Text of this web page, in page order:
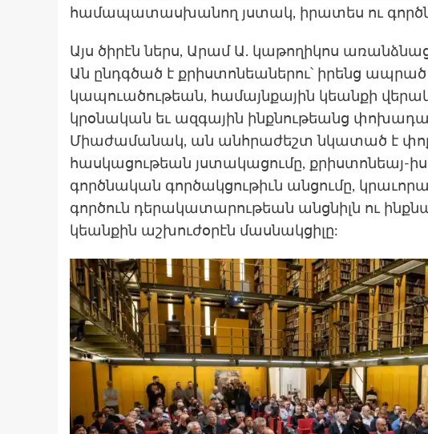
համապատասխանող յստակ, իրատես ու
Այս ծիրէն ներս, Արամ Ա. կաթողիկոս
Ան ընդգծած է քրիստոնեաներու՝ իրենց ապրած
կապուածութեան, համայնքային կեանքի
կրօնական եւ ազգային ինքնութեանց
Միաժամանակ, ան անհրաժեշտ նկատած է
հասկացութեան յստակացումը, քրիստոնեայ-
գործնական գործակցութիւն անցումը,
գործուն դերակատարութեան անցնիլն ու
կեանքին աշխուժօրէն մասնակցիլը: